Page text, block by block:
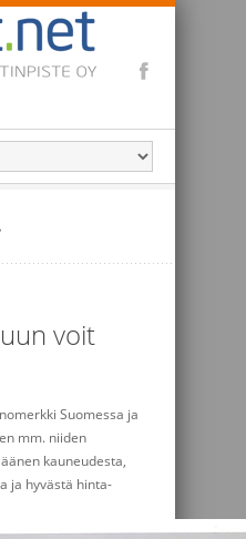
voit
Suomessa ja
mm. niiden
kauneudesta,
ja hyvästä hinta-